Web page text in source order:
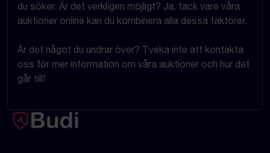
du söker. Är det verkligen möjligt? Ja, tack vare våra
auktioner online kan du kombinera alla dessa faktorer.
Är det något du undrar över? Tveka inte att kontakta
oss för mer information om våra auktioner och hur det
går till!